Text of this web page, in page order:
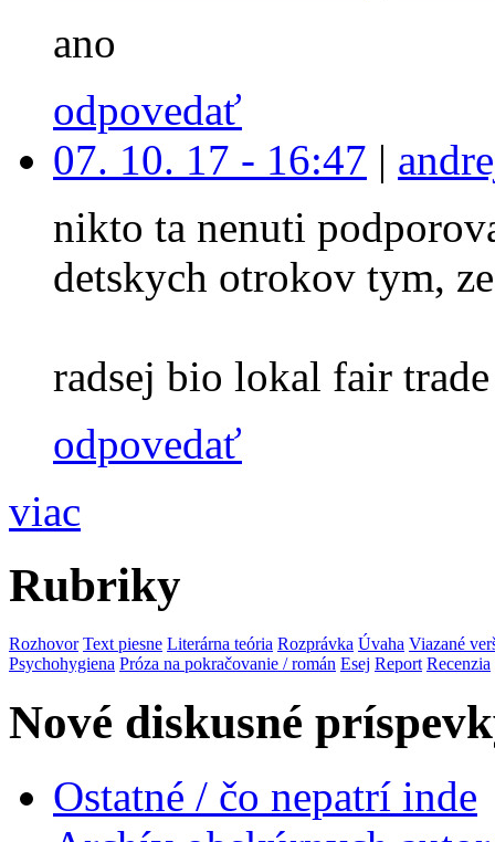
ano
odpovedať
07. 10. 17 - 16:47 |
nikto ta nenuti
detskych otrokov tym,
radsej bio lokal fair
odpovedať
viac
Rubriky
Rozhovor Text piesne Literárna teória Rozprávka Úvaha Viazané
Psychohygiena Próza na pokračovanie / román Esej Report Recenzia
Nové diskusné
Ostatné / čo nepatrí inde